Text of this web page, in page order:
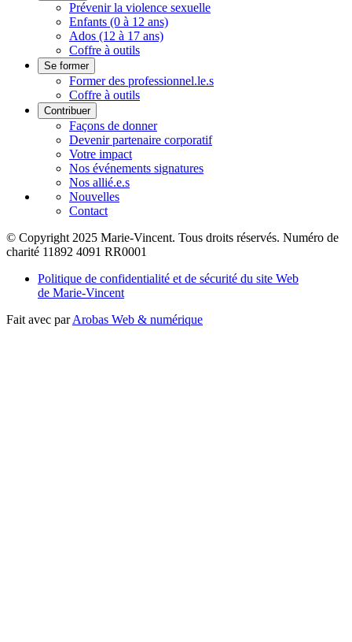
Prévenir la violence sexuelle
Enfants (0 à 12 ans)
Ados (12 à 17 ans)
Coffre à outils
Se former
Former des professionnel.le.s
Coffre à outils
Contribuer
Façons de donner
Devenir partenaire corporatif
Votre impact
Nos événements signatures
Nos allié.e.s
Nouvelles
Contact
© Copyright 2025 Marie-Vincent. Tous droits réservés. Numéro de
charité 11892 4091 RR0001
Politique de confidentialité et de sécurité du site Web
de Marie-Vincent
Fait avec parArobas Web & numérique